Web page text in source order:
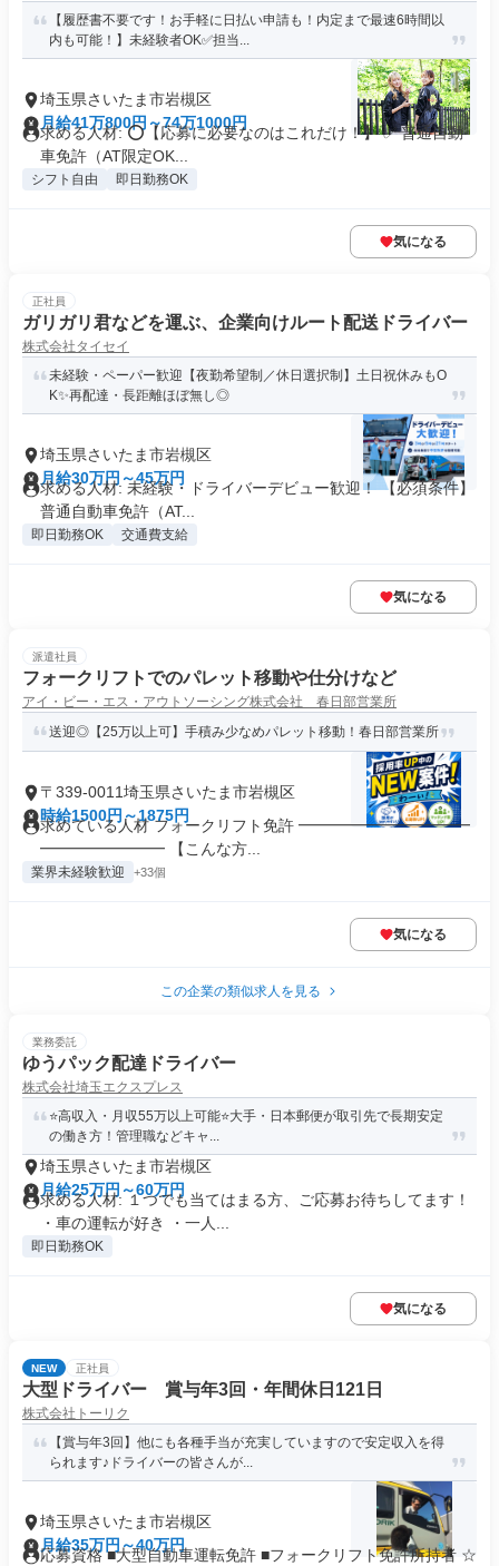
【履歴書不要です！お手軽に日払い申請も！内定まで最速6時間以
内も可能！】未経験者OK✅担当...
埼玉県さいたま市岩槻区
月給41万800円～74万1000円
求める人材: ⭕️【応募に必要なのはこれだけ！】 ✅ 普通自動
車免許（AT限定OK...
シフト自由 即日勤務OK
気になる
正社員
ガリガリ君などを運ぶ、企業向けルート配送ドライバー
株式会社タイセイ
未経験・ペーパー歓迎【夜勤希望制／休日選択制】土日祝休みもO
K✨再配達・長距離ほぼ無し◎
埼玉県さいたま市岩槻区
月給30万円～45万円
求める人材: 未経験・ドライバーデビュー歓迎！ 【必須条件】
普通自動車免許（AT...
即日勤務OK 交通費支給
気になる
派遣社員
フォークリフトでのパレット移動や仕分けなど
アイ・ビー・エス・アウトソーシング株式会社 春日部営業所
送迎◎【25万以上可】手積み少なめパレット移動！春日部営業所
〒339-0011埼玉県さいたま市岩槻区
時給1500円～1875円
求めている人材 フォークリフト免許 ━━━━━━━━━━━
━━━━━━━━ 【こんな方...
業界未経験歓迎 +33個
気になる
この企業の類似求人を見る
業務委託
ゆうパック配達ドライバー
株式会社埼玉エクスプレス
⭐️高収入・月収55万以上可能⭐️大手・日本郵便が取引先で長期安定
の働き方！管理職などキャ...
埼玉県さいたま市岩槻区
月給25万円～60万円
求める人材: １つでも当てはまる方、ご応募お待ちしてます！
・車の運転が好き ・一人...
即日勤務OK
気になる
NEW 正社員
大型ドライバー 賞与年3回・年間休日121日
株式会社トーリク
【賞与年3回】他にも各種手当が充実していますので安定収入を得
られます♪ドライバーの皆さんが...
埼玉県さいたま市岩槻区
月給35万円～40万円
応募資格 ■大型自動車運転免許 ■フォークリフト免許所持者 ☆